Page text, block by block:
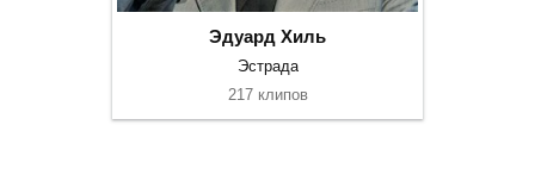
Эдуард Хиль
Эстрада
217 клипов